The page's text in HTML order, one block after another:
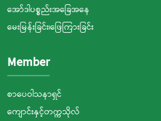
အော်ဒါပစ္စည်းအခြေအနေ
မေးမြန်းခြင်း၊ဖြေကြားခြင်း
Member
စာပေဝါသနာရှင်
ကျောင်းနှင့်တက္ကသိုလ်